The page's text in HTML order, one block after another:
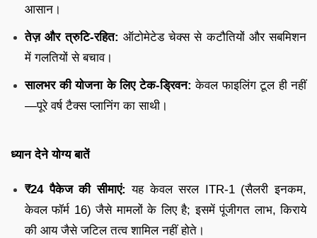
आसान।
तेज़ और त्रुटि-रहित: ऑटोमेटेड चेक्स से कटौतियों और सबमिशन
में गलतियों से बचाव।
सालभर की योजना के लिए टेक-ड्रिवन: केवल फाइलिंग टूल ही नहीं
—पूरे वर्ष टैक्स प्लानिंग का साथी।
ध्यान देने योग्य बातें
₹24 पैकेज की सीमाएं: यह केवल सरल ITR-1 (सैलरी इनकम,
केवल फॉर्म 16) जैसे मामलों के लिए है; इसमें पूंजीगत लाभ, किराये
की आय जैसे जटिल तत्व शामिल नहीं होते।